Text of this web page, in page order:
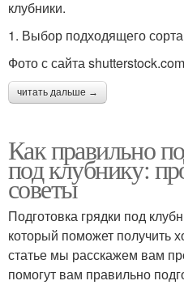
клубники.
1. Выбор подходящего сорта
Фото с сайта
читать дальше →
Как правильно
под клубнику:
советы
Подготовка грядки под
который поможет получить
статье мы расскажем вам
помогут вам правильно